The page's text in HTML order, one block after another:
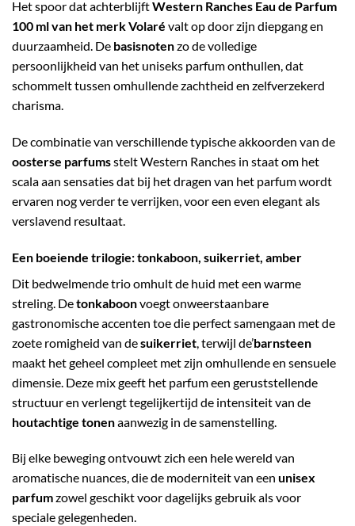
Het spoor dat achterblijftWestern Ranches Eau de Parfum
100 ml van het merk Volaré valt op door zijn diepgang en
duurzaamheid. De basisnotenzo de volledige
persoonlijkheid van het uniseks parfum onthullen, dat
schommelt tussen omhullende zachtheid en zelfverzekerd
charisma.
De combinatie van verschillende typische akkoorden van de
oosterse parfumsstelt Western Ranches in staat om het
scala aan sensaties dat bij het dragen van het parfum wordt
ervaren nog verder te verrijken, voor een even elegant als
verslavend resultaat.
Een boeiende trilogie: tonkaboon, suikerriet, amber
Dit bedwelmende trio omhult de huid met een warme
streling. Detonkaboonvoegt onweerstaanbare
gastronomische accenten toe die perfect samengaan met de
zoete romigheid van desuikerriet , terwijl de’barnsteen
maakt het geheel compleet met zijn omhullende en sensuele
dimensie. Deze mix geeft het parfum een geruststellende
structuur en verlengt tegelijkertijd de intensiteit van de
houtachtige tonenaanwezig in de samenstelling.
Bij elke beweging ontvouwt zich een hele wereld van
aromatische nuances, die de moderniteit van een unisex
parfumzowel geschikt voor dagelijks gebruik als voor
speciale gelegenheden.